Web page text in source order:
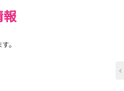
報
。